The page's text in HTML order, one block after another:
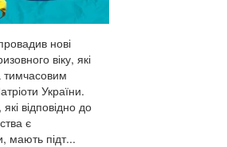
нові
віку, які
тимчасовим
України.
відповідно до
є
мають підт...